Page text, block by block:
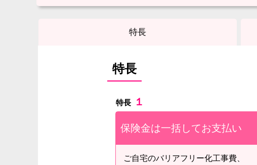
特長
特長
特長 １
保険金は一括してお支払い
ご自宅のバリアフリー化工事費、